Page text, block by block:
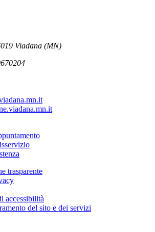
Viadana (MN)
trasparente
accessibilità
del sito e dei servizi